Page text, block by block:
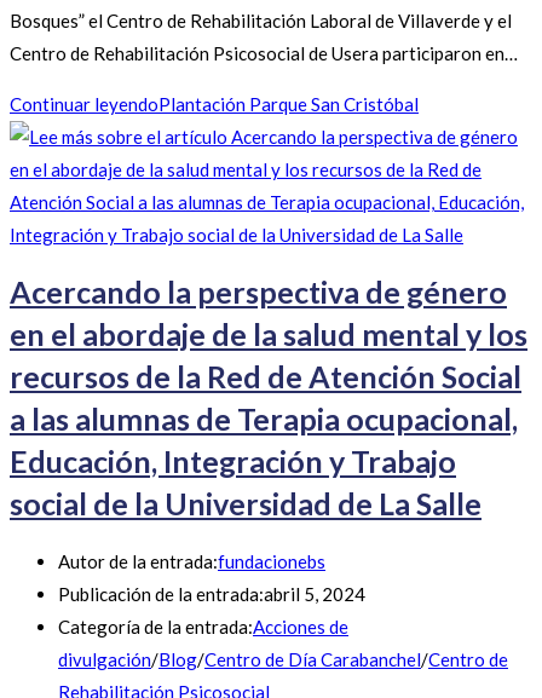
Bosques” el Centro de Rehabilitación Laboral de Villaverde y el
Centro de Rehabilitación Psicosocial de Usera participaron en…
Continuar leyendoPlantación Parque San Cristóbal
Acercando la perspectiva de género
en el abordaje de la salud mental y los
recursos de la Red de Atención Social
a las alumnas de Terapia ocupacional,
Educación, Integración y Trabajo
social de la Universidad de La Salle
Autor de la entrada:fundacionebs
Publicación de la entrada:abril 5, 2024
Categoría de la entrada:Acciones de
divulgación/Blog/Centro de Día Carabanchel/Centro de
Rehabilitación Psicosocial